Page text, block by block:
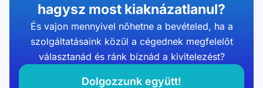
hagysz most kiaknázatlanul?
És vajon mennyivel nőhetne a bevételed, ha a
szolgáltatásaink közül a cégednek megfelelőt
választanád és ránk bíznád a kivitelezést?
Dolgozzunk együtt!